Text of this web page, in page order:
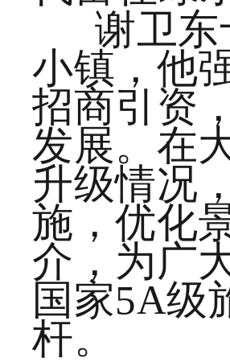
谢卫
小镇，他
招商引资
发展。在
升级情况
施，优化
介，为广
国家5A级
杆。